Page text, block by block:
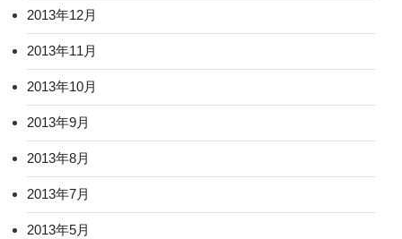
2013年12月
2013年11月
2013年10月
2013年9月
2013年8月
2013年7月
2013年5月